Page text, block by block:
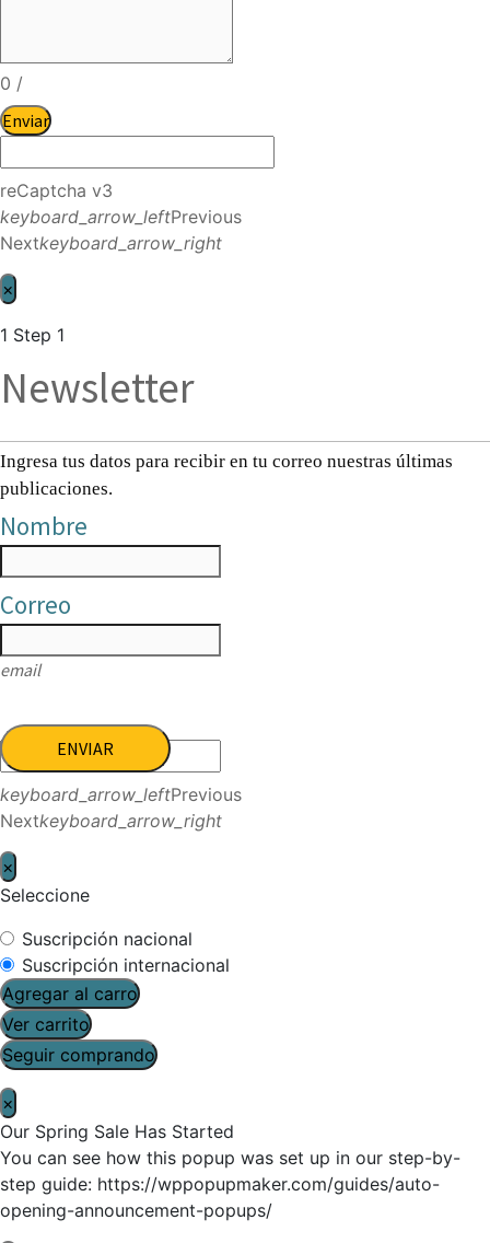
0 /
Enviar
reCaptcha v3
keyboard_arrow_leftPrevious
Nextkeyboard_arrow_right
×
1 Step 1
Newsletter
Ingresa tus datos para recibir en tu correo nuestras últimas
publicaciones.
Nombre
Correo
email
ENVIAR
keyboard_arrow_leftPrevious
Nextkeyboard_arrow_right
×
Seleccione
Suscripción nacional
Suscripción internacional
Agregar al carro
Ver carrito
Seguir comprando
×
Our Spring Sale Has Started
You can see how this popup was set up in our step-by-
step guide: https://wppopupmaker.com/guides/auto-
opening-announcement-popups/